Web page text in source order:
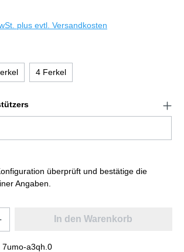
plus evtl. Versandkosten
4 Ferkel
überprüft und bestätige die
Angaben.
In den Warenkorb
7umo-a3qh.0